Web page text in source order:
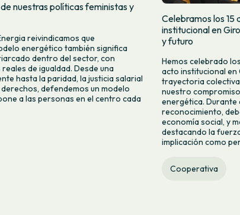
nuestras políticas feministas y
reivindicamos que
energético también significa
dentro del sector, con
de igualdad. Desde una
hasta la paridad, la justicia salarial
defendemos un modelo
a las personas en el centro cada
Celebramos los 15
institucional en
y futuro
Hemos celebrado
acto institucional
trayectoria
nuestro
energética. Durante
reconocimiento,
economía social, y
destacando la
implicación como
Cooperativa